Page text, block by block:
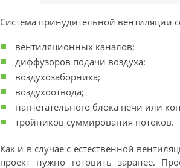
Система принудительной вентиляции
вентиляционных каналов;
диффузоров подачи воздуха;
воздухозаборника;
воздухоотвода;
нагнетательного блока печи или
тройников суммирования потоков.
Как и в случае с естественной
проект нужно готовить заранее.